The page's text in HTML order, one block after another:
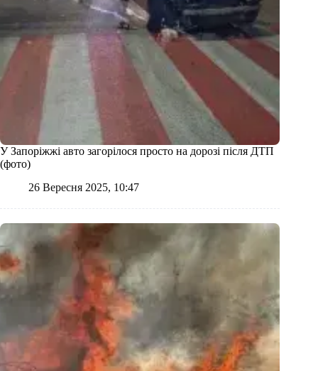
У Запоріжжі авто загорілося просто на дорозі після ДТП
(фото)
26 Вересня 2025, 10:47